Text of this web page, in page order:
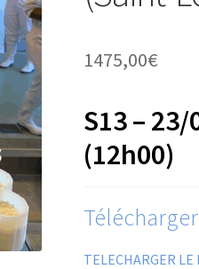
1475,00€
S13 –
(12h00)
TELECHARGER